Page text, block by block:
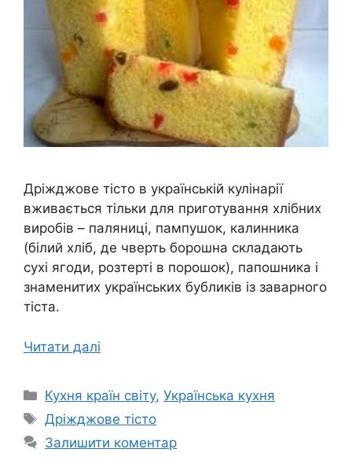
Дріжджове тісто в українській кулінарії
вживається тільки для приготування хлібних
виробів – паляниці, пампушок, калинника
(білий хліб, де чверть борошна складають
сухі ягоди, розтерті в порошок), папошника і
знаменитих українських бубликів із заварного
тіста.
Читати далі
Категорії
Кухня країн світу,Українська кухня
Позначки
Дріжджове тісто
Залишити коментар